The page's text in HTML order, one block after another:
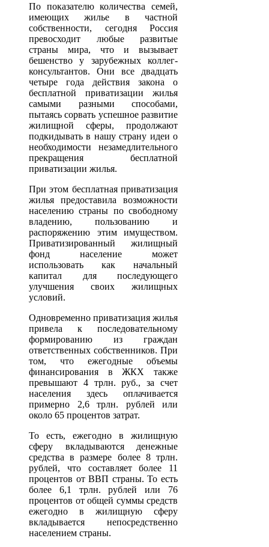
По показателю количества семей,
имеющих жилье в частной
собственности, сегодня Россия
превосходит любые развитые
страны мира, что и вызывает
бешенство у зарубежных коллег-
консультантов. Они все двадцать
четыре года действия закона о
бесплатной приватизации жилья
самыми разными способами,
пытаясь сорвать успешное развитие
жилищной сферы, продолжают
подкидывать в нашу страну идеи о
необходимости незамедлительного
прекращения бесплатной
приватизации жилья.
При этом бесплатная приватизация
жилья предоставила возможности
населению страны по свободному
владению, пользованию и
распоряжению этим имуществом.
Приватизированный жилищный
фонд население может
использовать как начальный
капитал для последующего
улучшения своих жилищных
условий.
Одновременно приватизация жилья
привела к последовательному
формированию из граждан
ответственных собственников. При
том, что ежегодные объемы
финансирования в ЖКХ также
превышают 4 трлн. руб., за счет
населения здесь оплачивается
примерно 2,6 трлн. рублей или
около 65 процентов затрат.
То есть, ежегодно в жилищную
сферу вкладываются денежные
средства в размере более 8 трлн.
рублей, что составляет более 11
процентов от ВВП страны. То есть
более 6,1 трлн. рублей или 76
процентов от общей суммы средств
ежегодно в жилищную сферу
вкладывается непосредственно
населением страны.